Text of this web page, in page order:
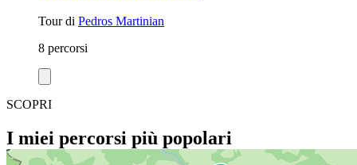
Tour di Pedros Martinian
8 percorsi
SCOPRI
I miei percorsi più popolari